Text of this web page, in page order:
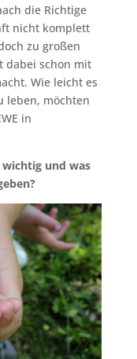
die Richtige
nicht komplett
zu großen
dabei schon mit
Wie leicht es
leben, möchten
in
und was